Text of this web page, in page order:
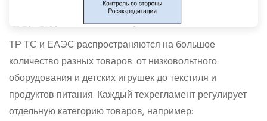
ТР ТС и ЕАЭС распространяются на большое
количество разных товаров: от низковольтного
оборудования и детских игрушек до текстиля и
продуктов питания. Каждый техрегламент регулирует
отдельную категорию товаров, например: